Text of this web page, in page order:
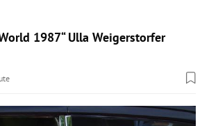
1987“ Ulla Weigerstorfer